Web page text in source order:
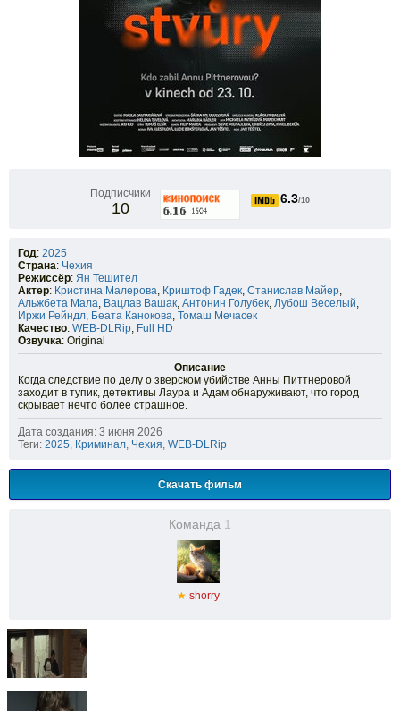
Подписчики
10
6.3/10
Год: 2025
Страна: Чехия
Режиссёр: Ян Тешител
Актер: Кристина Малерова, Криштоф Гадек, Станислав Майер,
Альжбета Мала, Вацлав Вашак, Антонин Голубек, Лубош Веселый,
Иржи Рейндл, Беата Канокова, Томаш Мечасек
Качество: WEB-DLRip, Full HD
Озвучка: Original
Описание
Когда следствие по делу о зверском убийстве Анны Питтнеровой
заходит в тупик, детективы Лаура и Адам обнаруживают, что город
скрывает нечто более страшное.
Дата создания: 3 июня 2026
Теги: 2025, Криминал, Чехия, WEB-DLRip
Скачать фильм
Команда 1
★ shorry